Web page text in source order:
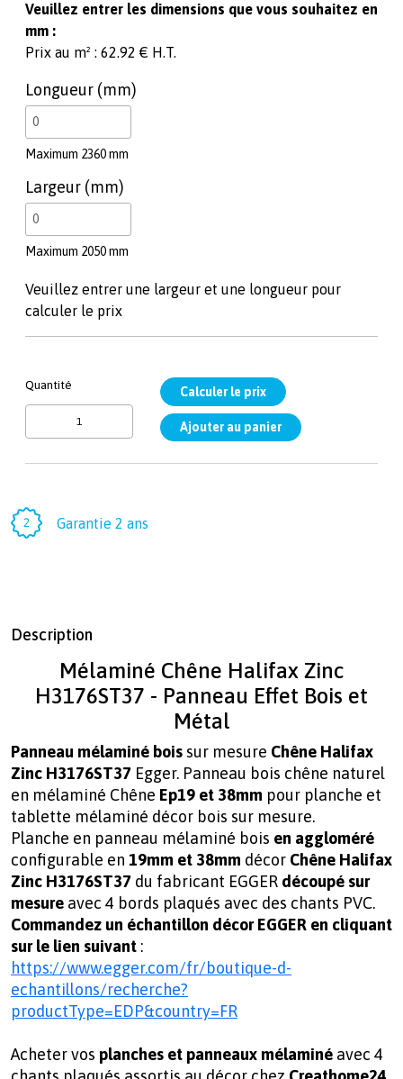
Veuillez entrer les dimensions que vous souhaitez en
mm :
Prix au m² : 62.92 € H.T.
Longueur (mm)
Maximum 2360 mm
Largeur (mm)
Maximum 2050 mm
Veuillez entrer une largeur et une longueur pour
calculer le prix
Quantité
Garantie 2 ans
Description
Mélaminé Chêne Halifax Zinc
H3176ST37 - Panneau Effet Bois et
Métal
Panneau mélaminé boissur mesure Chêne Halifax
Zinc H3176ST37 Egger. Panneau bois chêne naturel
en mélaminé Chêne Ep19 et 38mm pour planche et
tablette mélaminé décor bois sur mesure.
Planche en panneau mélaminé bois en aggloméré
configurable en 19mm et 38mm décor Chêne Halifax
Zinc H3176ST37 du fabricant EGGER découpé sur
mesure avec 4 bords plaqués avec des chants PVC.
Commandez un échantillon décor EGGER en cliquant
sur le lien suivant :
https://www.egger.com/fr/boutique-d-
echantillons/recherche?
productType=EDP&country=FR
Acheter vos planches et panneaux mélaminé avec 4